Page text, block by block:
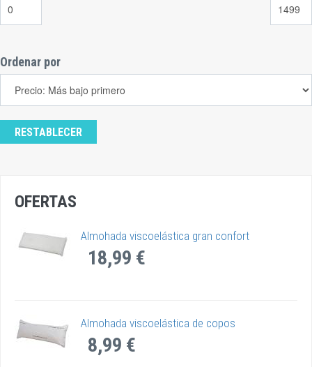
Ordenar por
OFERTAS
Almohada viscoelástica gran confort
18,99 €
Almohada viscoelástica de copos
8,99 €